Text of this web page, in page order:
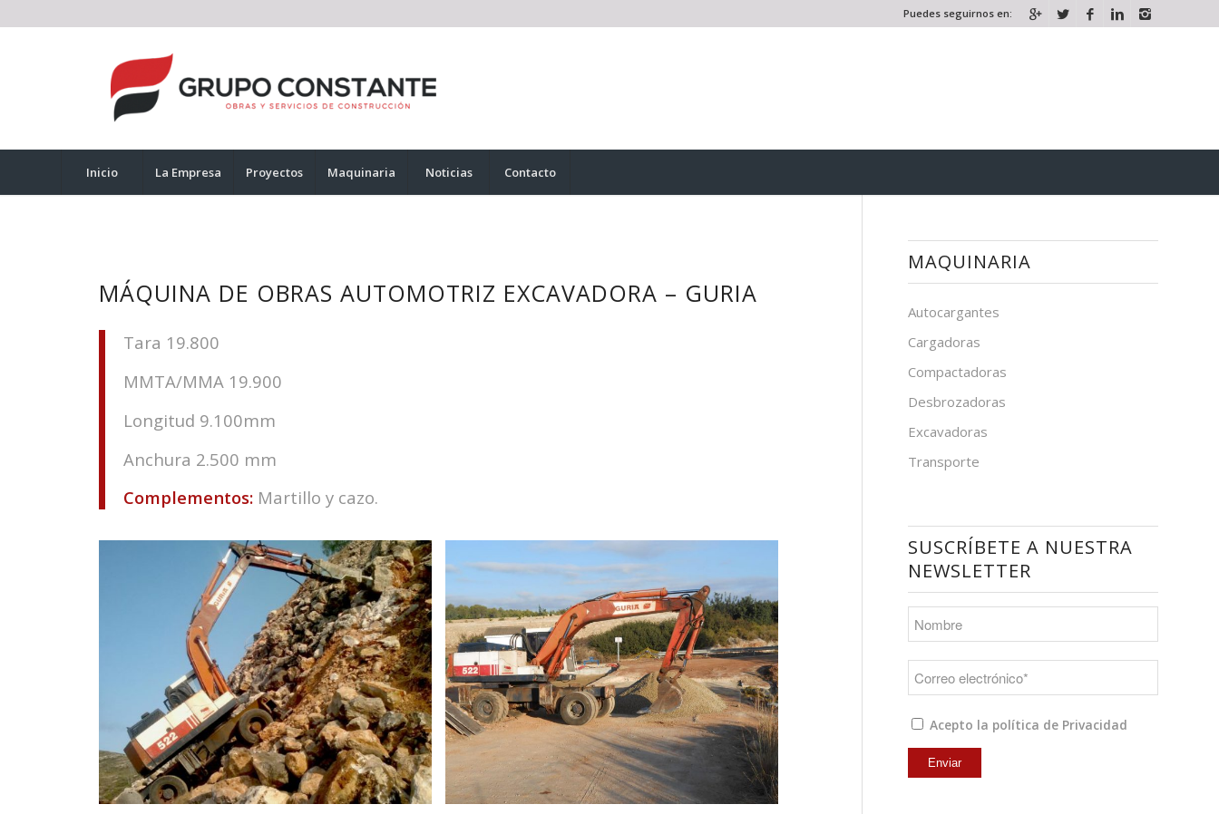
Puedes seguirnos en:
Inicio La Empresa Proyectos Maquinaria Noticias Contacto
MÁQUINA DE OBRAS AUTOMOTRIZ EXCAVADORA – GURIA
Tara 19.800
MMTA/MMA 19.900
Longitud 9.100mm
Anchura 2.500 mm
Complementos:Martillo y cazo.
MAQUINARIA
Autocargantes
Cargadoras
Compactadoras
Desbrozadoras
Excavadoras
Transporte
SUSCRÍBETE A NUESTRA
NEWSLETTER
Acepto la política de Privacidad